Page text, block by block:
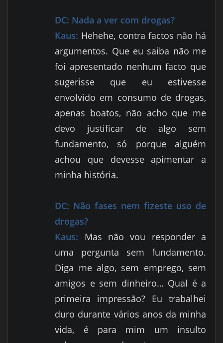
DC: Nada a ver com drogas?
Kaus: Hehehe, contra factos não há
argumentos. Que eu saiba não me
foi apresentado nenhum facto que
sugerisse que eu estivesse
envolvido em consumo de drogas,
apenas boatos, não acho que me
devo justificar de algo sem
fundamento, só porque alguém
achou que devesse apimentar a
minha história.
DC: Não fases nem fizeste uso de
drogas?
Kaus:
Mas não vou responder a
uma pergunta sem fundamento.
Diga me algo, sem emprego, sem
amigos e sem dinheiro… Qual é a
primeira impressão? Eu trabalhei
duro durante vários anos da minha
vida, é para mim um insulto